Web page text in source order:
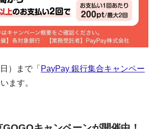
）まで「 PayPay 銀行集合キャンペー
ます。